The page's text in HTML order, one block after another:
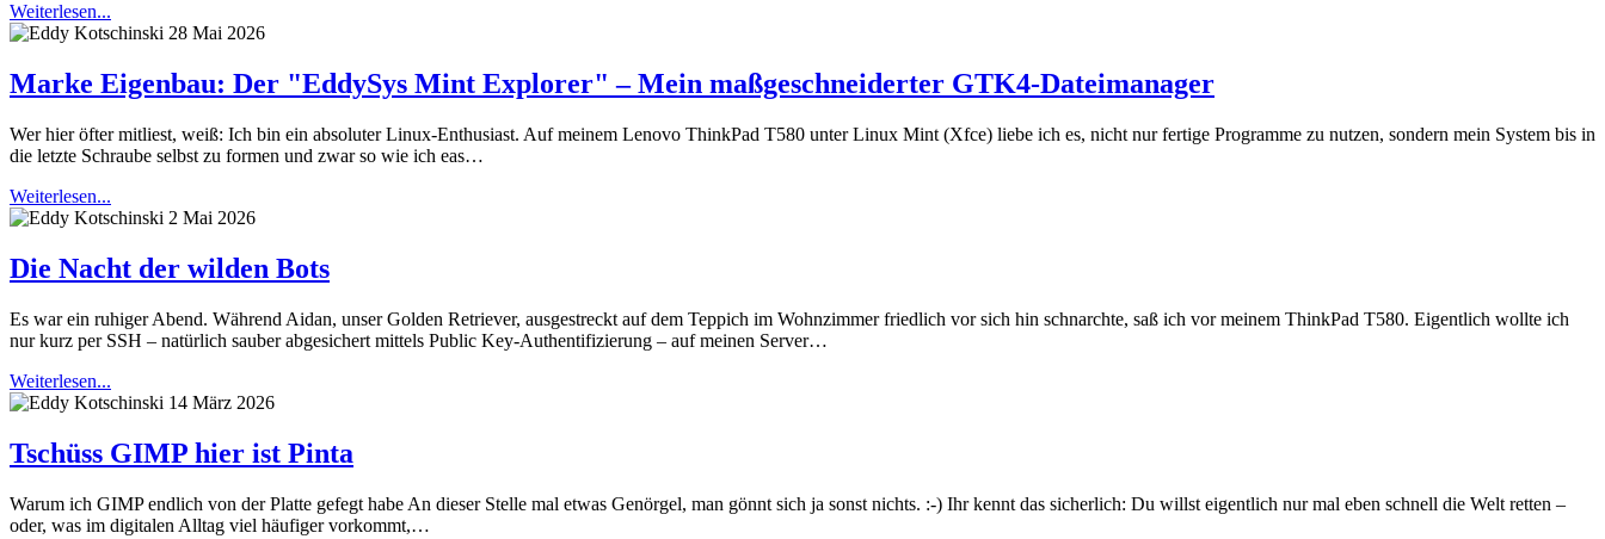
Weiterlesen...
28 Mai 2026
Marke Eigenbau: Der "EddySys Mint Explorer" – Mein maßgeschneiderter GTK4-Dateimanager
Wer hier öfter mitliest, weiß: Ich bin ein absoluter Linux-Enthusiast. Auf meinem Lenovo ThinkPad T580 unter Linux Mint (Xfce) liebe ich es, nicht nur fertige Programme zu nutzen, sondern mein System bis in
die letzte Schraube selbst zu formen und zwar so wie ich eas…
Weiterlesen...
2 Mai 2026
Die Nacht der wilden Bots
Es war ein ruhiger Abend. Während Aidan, unser Golden Retriever, ausgestreckt auf dem Teppich im Wohnzimmer friedlich vor sich hin schnarchte, saß ich vor meinem ThinkPad T580. Eigentlich wollte ich
nur kurz per SSH – natürlich sauber abgesichert mittels Public Key-Authentifizierung – auf meinen Server…
Weiterlesen...
14 März 2026
Tschüss GIMP hier ist Pinta
Warum ich GIMP endlich von der Platte gefegt habe An dieser Stelle mal etwas Genörgel, man gönnt sich ja sonst nichts. :-) Ihr kennt das sicherlich: Du willst eigentlich nur mal eben schnell die Welt retten –
oder, was im digitalen Alltag viel häufiger vorkommt,…